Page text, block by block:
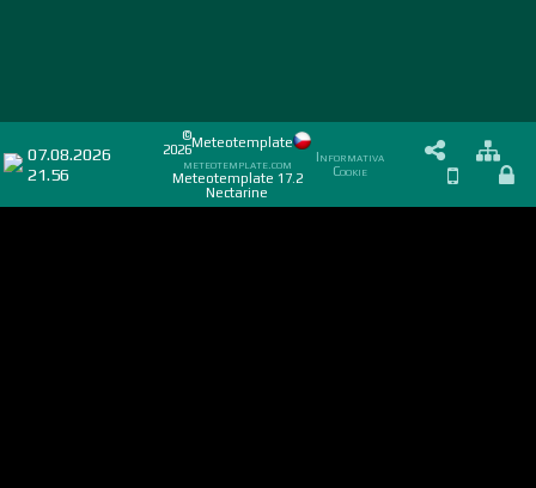
07.08.2026
21.56
©
2026Meteotemplate
meteotemplate.com
Meteotemplate 17.2
Nectarine
Informativa
Cookie